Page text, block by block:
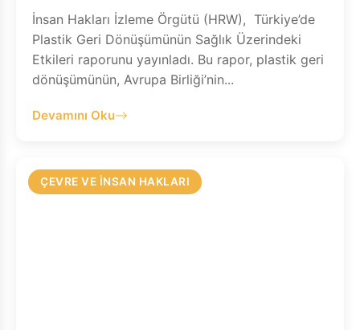
İnsan Hakları İzleme Örgütü (HRW), Türkiye’de
Plastik Geri Dönüşümünün Sağlık Üzerindeki
Etkileri raporunu yayınladı. Bu rapor, plastik geri
dönüşümünün, Avrupa Birliği’nin...
Devamını Oku
ÇEVRE VE İNSAN HAKLARI